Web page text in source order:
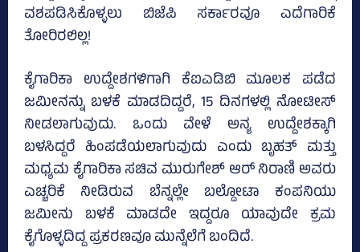
ವಶಪಡಿಸಿಕೊಳ್ಳಲು ಬಿಜೆಪಿ ಸರ್ಕಾರವೂ ಎದೆಗಾರಿಕೆ
ತೋರಿರಲಿಲ್ಲ!
ಕೈಗಾರಿಕಾ ಉದ್ದೇಶಗಳಿಗಾಗಿ ಕೆಐಎಡಿಬಿ ಮೂಲಕ ಪಡೆದ
ಜಮೀನನ್ನು ಬಳಕೆ ಮಾಡದಿದ್ದರೆ, 15 ದಿನಗಳಲ್ಲಿ ನೋಟೀಸ್
ನೀಡಲಾಗುವುದು. ಒಂದು ವೇಳೆ ಅನ್ಯ ಉದ್ದೇಶಕ್ಕಾಗಿ
ಬಳಸಿದ್ದರೆ ಹಿಂಪಡೆಯಲಾಗುವುದು ಎಂದು ಬೃಹತ್ ಮತ್ತು
ಮಧ್ಯಮ ಕೈಗಾರಿಕಾ ಸಚಿವ ಮುರುಗೇಶ್ ಆರ್ ನಿರಾಣಿ ಅವರು
ಎಚ್ಚರಿಕೆ ನೀಡಿರುವ ಬೆನ್ನಲ್ಲೇ ಬಲ್ದೋಟಾ ಕಂಪನಿಯು
ಜಮೀನು ಬಳಕೆ ಮಾಡದೇ ಇದ್ದರೂ ಯಾವುದೇ ಕ್ರಮ
ಕೈಗೊಳ್ಳದಿದ್ದ ಪ್ರಕರಣವೂ ಮುನ್ನೆಲೆಗೆ ಬಂದಿದೆ.